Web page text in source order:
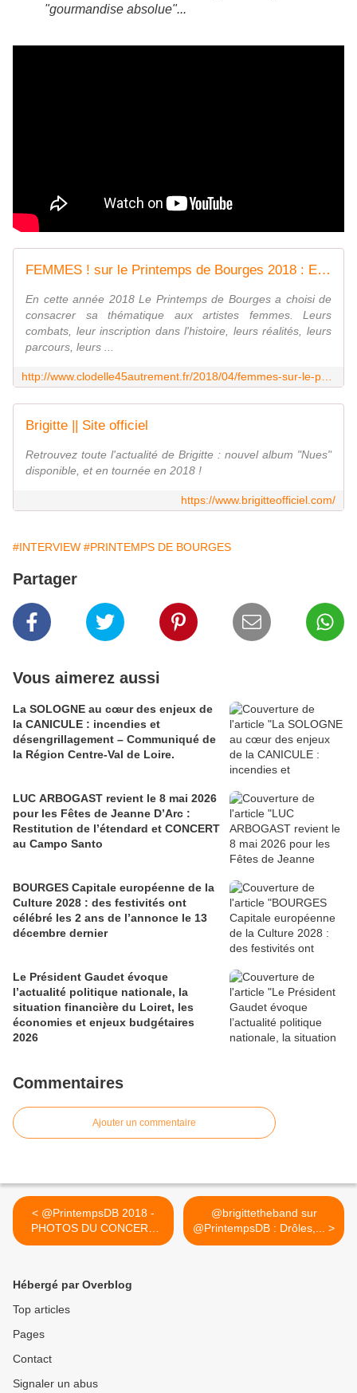
"gourmandise absolue"...
FEMMES ! sur le Printemps de Bourges 2018 : Exposition, Conférences, Cinéma, Street art... - VIVRE AUTREMENT VOS LOISIRS avec Clodelle
En cette année 2018 Le Printemps de Bourges a choisi de
consacrer sa thématique aux artistes femmes. Leurs
combats, leur inscription dans l'histoire, leurs réalités, leurs
parcours, leurs ...
Brigitte || Site officiel
Retrouvez toute l'actualité de Brigitte : nouvel album "Nues"
disponible, et en tournée en 2018 !
https://www.brigitteofficiel.com/
#INTERVIEW #PRINTEMPS DE BOURGES
Partager
Vous aimerez aussi
La SOLOGNE au cœur des enjeux de
la CANICULE : incendies et
désengrillagement – Communiqué de
la Région Centre-Val de Loire.
LUC ARBOGAST revient le 8 mai 2026
pour les Fêtes de Jeanne D’Arc :
Restitution de l’étendard et CONCERT
au Campo Santo
BOURGES Capitale européenne de la
Culture 2028 : des festivités ont
célébré les 2 ans de l’annonce le 13
décembre dernier
Le Président Gaudet évoque
l’actualité politique nationale, la
situation financière du Loiret, les
économies et enjeux budgétaires
2026
Commentaires
Ajouter un commentaire
< @PrintempsDB 2018 -
PHOTOS DU CONCERT
DE...
@brigittetheband sur
@PrintempsDB : Drôles,... >
Hébergé par Overblog
Top articles
Pages
Contact
Signaler un abus